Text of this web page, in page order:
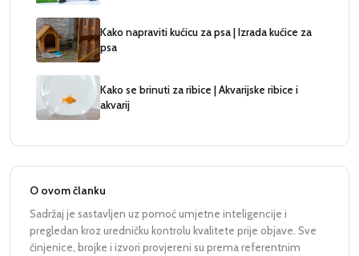
Kako napraviti kućicu za psa | Izrada kućice za
psa
Kako se brinuti za ribice | Akvarijske ribice i
akvarij
O ovom članku
Sadržaj je sastavljen uz pomoć umjetne inteligencije i
pregledan kroz uredničku kontrolu kvalitete prije objave. Sve
činjenice, brojke i izvori provjereni su prema referentnim